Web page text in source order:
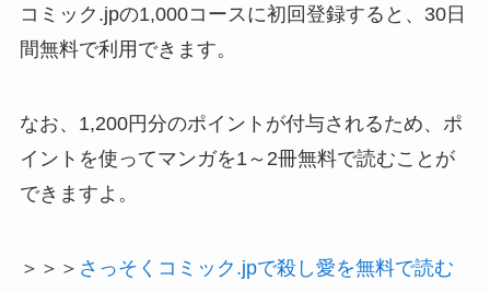
コミック.jpの1,000コースに初回登録すると、30日
間無料で利用できます。
なお、1,200円分のポイントが付与されるため、ポ
イントを使ってマンガを1～2冊無料で読むことが
できますよ。
＞＞＞ さっそくコミック.jpで殺し愛を無料で読む